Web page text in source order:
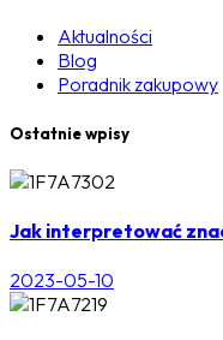
Aktualności
Blog
Poradnik zakupowy
Ostatnie wpisy
Jak interpretować
2023-05-10